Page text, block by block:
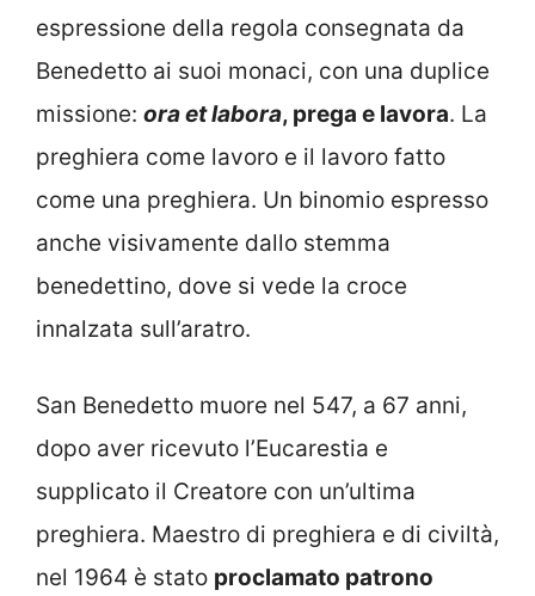
espressione della regola consegnata da
Benedetto ai suoi monaci, con una duplice
missione: ora et labora, prega e lavora. La
preghiera come lavoro e il lavoro fatto
come una preghiera. Un binomio espresso
anche visivamente dallo stemma
benedettino, dove si vede la croce
innalzata sull’aratro.
San Benedetto muore nel 547, a 67 anni,
dopo aver ricevuto l’Eucarestia e
supplicato il Creatore con un’ultima
preghiera. Maestro di preghiera e di civiltà,
nel 1964 è stato proclamato patrono